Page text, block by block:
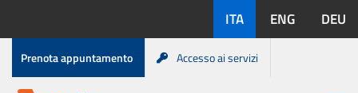
contenuto
disponibili:
ITA ENG DEU
Menu
di
Prenota appuntamento Accesso ai servizi